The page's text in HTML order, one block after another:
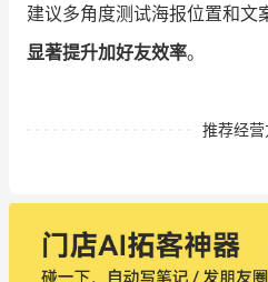
建议多角度测试海报位置和文
显著提升加好友效率。
推荐经